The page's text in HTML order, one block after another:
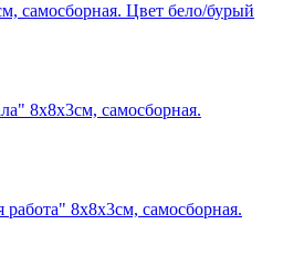
самосборная. Цвет бело/бурый
8х8х3см, самосборная.
8х8х3см, самосборная.